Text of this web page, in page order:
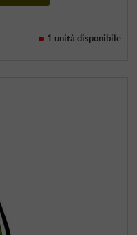
1 unità disponibile